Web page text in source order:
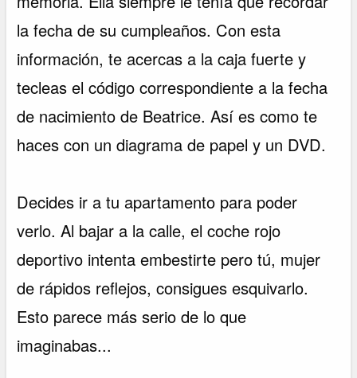
la fecha de su cumpleaños. Con esta
información, te acercas a la caja fuerte y
tecleas el código correspondiente a la fecha
de nacimiento de Beatrice. Así es como te
haces con un diagrama de papel y un DVD.
Decides ir a tu apartamento para poder
verlo. Al bajar a la calle, el coche rojo
deportivo intenta embestirte pero tú, mujer
de rápidos reflejos, consigues esquivarlo.
Esto parece más serio de lo que
imaginabas...